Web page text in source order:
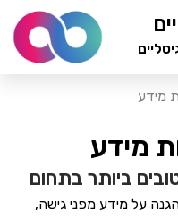
מידע
מידע
ביותר בתחום
על מידע מפני גישה,